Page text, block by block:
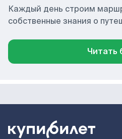
Каждый день строим
собственные знания о
Читать